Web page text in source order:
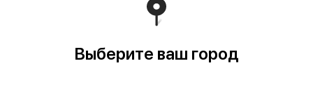
Выберите ваш город